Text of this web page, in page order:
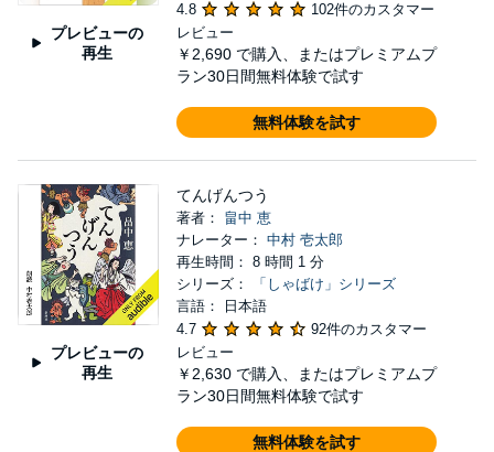
プレビューの
再生
4.8
102件のカスタマー
レビュー
￥2,690 で購入、またはプレミアムプ
ラン30日間無料体験で試す
無料体験を試す
プレビューの
再生
てんげんつう
著者： 畠中 恵
ナレーター： 中村 壱太郎
再生時間： 8 時間 1 分
シリーズ：
「しゃばけ」シリーズ
言語： 日本語
4.7
92件のカスタマー
レビュー
￥2,630 で購入、またはプレミアムプ
ラン30日間無料体験で試す
無料体験を試す